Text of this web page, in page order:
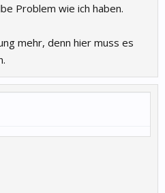
Problem wie ich haben.
mehr, denn hier muss es